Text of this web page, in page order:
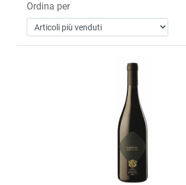
Ordina per